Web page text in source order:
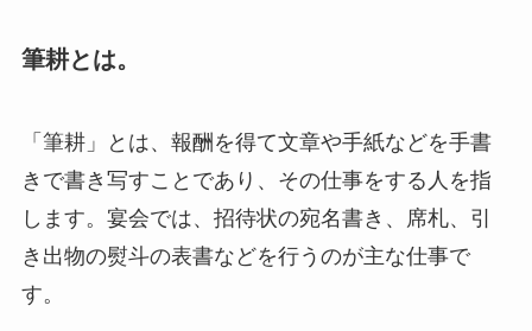
筆耕とは。
「筆耕」とは、報酬を得て文章や手紙などを手書
きで書き写すことであり、その仕事をする人を指
します。宴会では、招待状の宛名書き、席札、引
き出物の熨斗の表書などを行うのが主な仕事で
す。